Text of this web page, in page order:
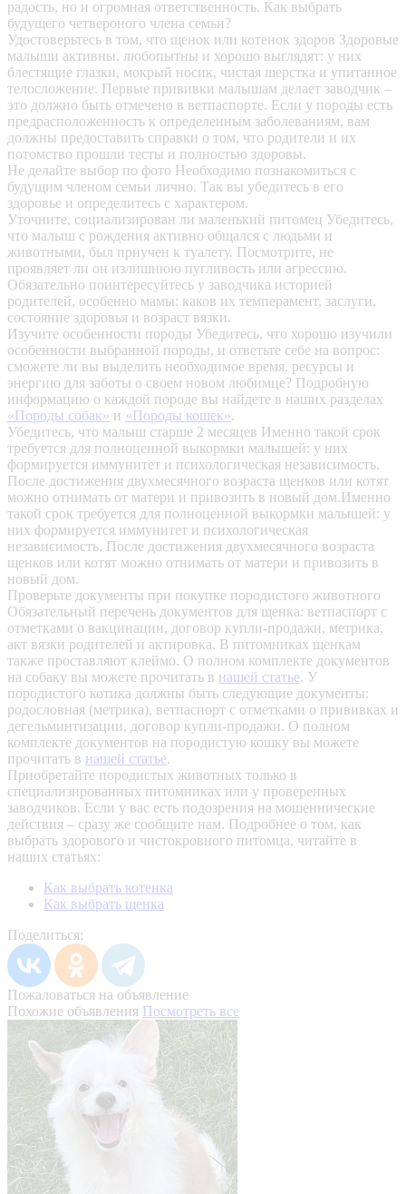
радость, но и огромная ответственность. Как выбрать
будущего четвероного члена семьи?
Удостоверьтесь в том, что щенок или котенок здоров Здоровые
малыши активны, любопытны и хорошо выглядят: у них
блестящие глазки, мокрый носик, чистая шерстка и упитанное
телосложение. Первые прививки малышам делает заводчик –
это должно быть отмечено в ветпаспорте. Если у породы есть
предрасположенность к определенным заболеваниям, вам
должны предоставить справки о том, что родители и их
потомство прошли тесты и полностью здоровы.
Не делайте выбор по фото Необходимо познакомиться с
будущим членом семьи лично. Так вы убедитесь в его
здоровье и определитесь с характером.
Уточните, социализирован ли маленький питомец Убедитесь,
что малыш с рождения активно общался с людьми и
животными, был приучен к туалету. Посмотрите, не
проявляет ли он излишнюю пугливость или агрессию.
Обязательно поинтересуйтесь у заводчика историей
родителей, особенно мамы: каков их темперамент, заслуги,
состояние здоровья и возраст вязки.
Изучите особенности породы Убедитесь, что хорошо изучили
особенности выбранной породы, и ответьте себе на вопрос:
сможете ли вы выделить необходимое время, ресурсы и
энергию для заботы о своем новом любимце? Подробную
информацию о каждой породе вы найдете в наших разделах
«Породы собак» и «Породы кошек».
Убедитесь, что малыш старше 2 месяцев Именно такой срок
требуется для полноценной выкормки малышей: у них
формируется иммунитет и психологическая независимость.
После достижения двухмесячного возраста щенков или котят
можно отнимать от матери и привозить в новый дом.Именно
такой срок требуется для полноценной выкормки малышей: у
них формируется иммунитет и психологическая
независимость. После достижения двухмесячного возраста
щенков или котят можно отнимать от матери и привозить в
новый дом.
Проверьте документы при покупке породистого животного
Обязательный перечень документов для щенка: ветпаспорт с
отметками о вакцинации, договор купли-продажи, метрика,
акт вязки родителей и актировка. В питомниках щенкам
также проставляют клеймо. О полном комплекте документов
на собаку вы можете прочитать в нашей статье. У
породистого котика должны быть следующие документы:
родословная (метрика), ветпаспорт с отметками о прививках и
дегельминтизации, договор купли-продажи. О полном
комплекте документов на породистую кошку вы можете
прочитать в нашей статье.
Приобретайте породистых животных только в
специализированных питомниках или у проверенных
заводчиков. Если у вас есть подозрения на мошеннические
действия – сразу же сообщите нам. Подробнее о том, как
выбрать здорового и чистокровного питомца, читайте в
наших статьях:
Как выбрать котенка
Как выбрать щенка
Поделиться:
Пожаловаться на объявление
Похожие объявления Посмотреть все